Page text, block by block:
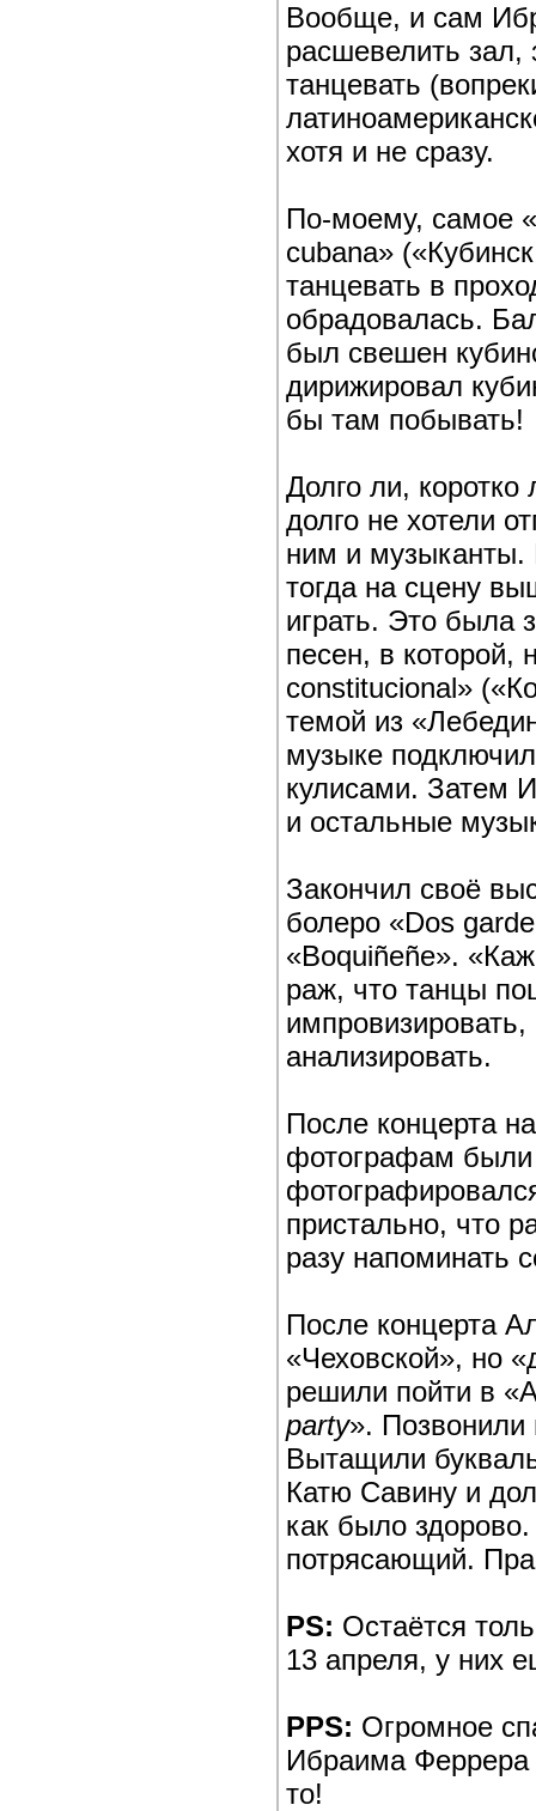
Вообще, и сам
расшевелить зал,
танцевать
хотя и не сразу.
По-моему, самое
cubana»
танцевать в
обрадовалась.
был свешен
дирижировал
бы там побывать!
Долго ли,
долго не хотели
ним и музыканты.
тогда на сцену
играть. Это была
песен, в которой,
constitucional»
темой из
музыке
кулисами. Затем
и остальные
Закончил своё
болеро «Dos
«Boquiñeñe».
раж, что танцы
анализировать.
После концерта
фотографам
пристально, что
разу напоминать
После концерта
«Чеховской», но
решили пойти в
party». Позвонили
Вытащили
Катю Савину и
как было
потрясающий.
PS: Остаётся
13 апреля, у них
PPS: Огромное
Ибраима Феррера
то!